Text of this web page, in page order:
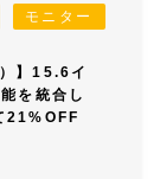
モニター
】15.6イ
を統合し
21%OFF